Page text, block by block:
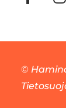
©